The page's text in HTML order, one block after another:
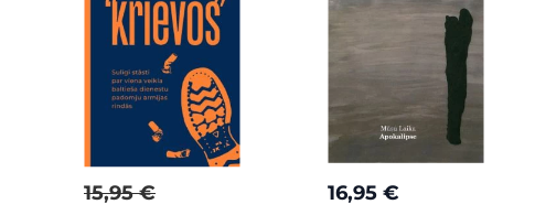
15,95 € 16,95 €